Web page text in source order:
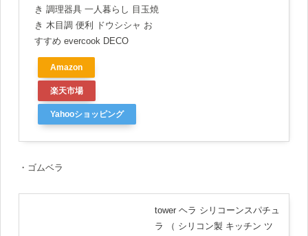
き 調理器具 一人暮らし 目玉焼
き 木目調 便利 ドウシシャ お
すすめ evercook DECO
Amazon
楽天市場
Yahooショッピング
・ゴムベラ
tower ヘラ シリコーンスパチュ
ラ （ シリコン製 キッチン ツ